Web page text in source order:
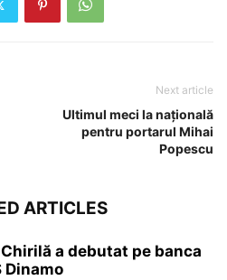
Next article
Ultimul meci la națională
pentru portarul Mihai
Popescu
ARTICLES
a debutat pe banca
Dinamo